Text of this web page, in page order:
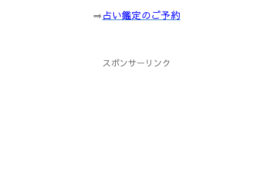
⇒占い鑑定のご予約
スポンサーリンク